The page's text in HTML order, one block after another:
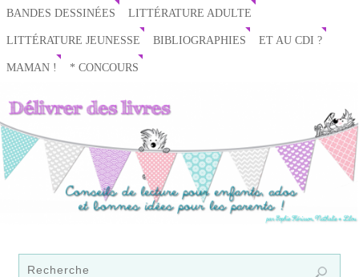
BANDES DESSINÉES LITTÉRATURE ADULTE
LITTÉRATURE JEUNESSE BIBLIOGRAPHIES ET AU CDI ?
MAMAN ! * CONCOURS